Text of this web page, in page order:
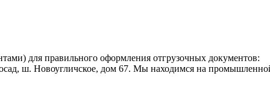
для правильного оформления отгрузочных документов:
ш. Новоугличское, дом 67. Мы находимся на